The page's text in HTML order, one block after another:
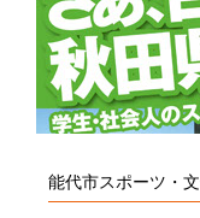
能代市スポーツ・